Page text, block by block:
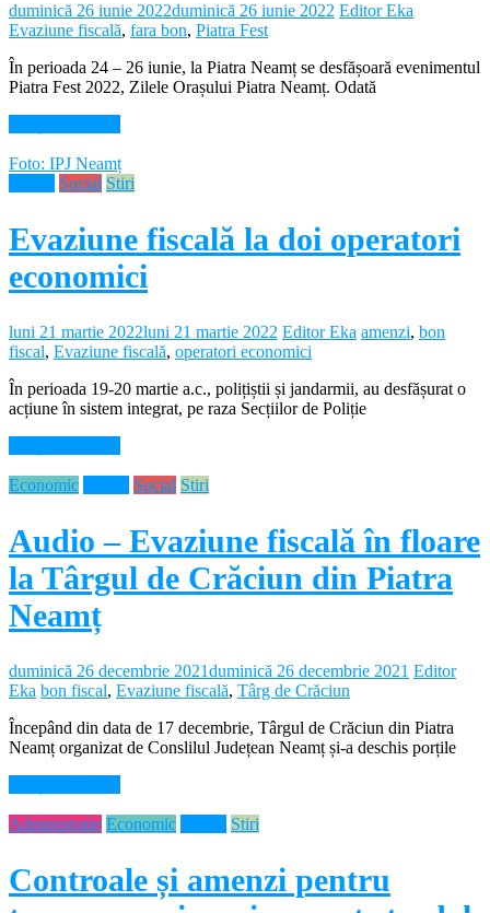
duminică 26 iunie 2022duminică 26 iunie 2022 Editor Eka
Evaziune fiscală, fara bon, Piatra Fest
În perioada 24 – 26 iunie, la Piatra Neamț se desfășoară evenimentul
Piatra Fest 2022, Zilele Orașului Piatra Neamț. Odată
Foto: IPJ Neamț
Social Stiri
Evaziune fiscală la doi operatori
economici
luni 21 martie 2022luni 21 martie 2022 Editor Eka amenzi, bon
fiscal, Evaziune fiscală, operatori economici
În perioada 19-20 martie a.c., polițiștii și jandarmii, au desfășurat o
acțiune în sistem integrat, pe raza Secțiilor de Poliție
Economic Social Stiri
Audio – Evaziune fiscală în floare
la Târgul de Crăciun din Piatra
Neamț
duminică 26 decembrie 2021duminică 26 decembrie 2021 Editor
Eka bon fiscal, Evaziune fiscală, Târg de Crăciun
Începând din data de 17 decembrie, Târgul de Crăciun din Piatra
Neamț organizat de Conslilul Județean Neamț și-a deschis porțile
Administratie Economic Stiri
Controale și amenzi pentru